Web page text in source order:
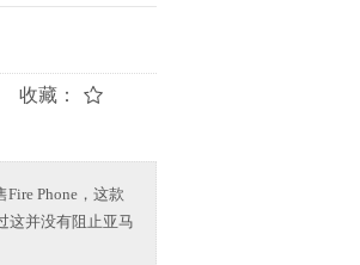
收藏：
Phone，这款
这并没有阻止亚马